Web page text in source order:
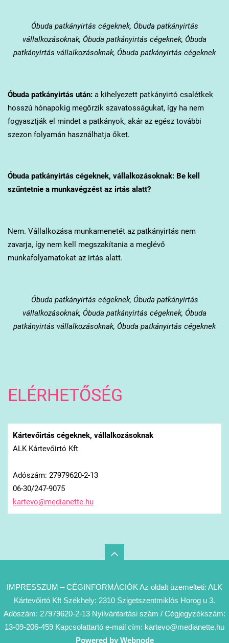
Óbuda patkányirtás cégeknek, Óbuda patkányirtás
vállalkozásoknak, Óbuda patkányirtás cégeknek, Óbuda
patkányirtás vállalkozásoknak, Óbuda patkányirtás cégeknek
Óbudapatkányirtás után:a kihelyezett patkányirtó csalétkek
hosszú hónapokig megőrzik szavatosságukat, így ha nem
fogyasztják el mindet a patkányok, akár az egész további
szezon folyamán használhatja őket.
Óbudapatkányirtás cégeknek, vállalkozásoknak: Be kell
szűntetnie a munkavégzést az irtás alatt?
Nem. Vállalkozása munkamenetét az patkányirtás nem
zavarja, így nem kell megszakítania a meglévő
munkafolyamatokat az irtás alatt.
Óbuda patkányirtás cégeknek, Óbuda patkányirtás
vállalkozásoknak, Óbuda patkányirtás cégeknek, Óbuda
patkányirtás vállalkozásoknak, Óbuda patkányirtás cégeknek
ELÉRHETŐSÉG
Kártevőirtás cégeknek, vállalkozásoknak
ALK Kártevőirtó Kft
Adószám: 27979620-2-13
06-30/247-9075
kartevo@medianette.hu
IMPRESSZUM – CÉGINFORMÁCIÓK Az oldalt üzemelteti: ALK
Kártevőirtó Kft Székhely: 2310 Szigetszentmiklós Horog u 3.
Adószám: 27979620-2-13 Nyilvántartási szám / Cégjegyzékszám:
13-09-206-459 Kapcsolattartó e-mail cím: kartevo@medianette.hu
Powered by Webnode